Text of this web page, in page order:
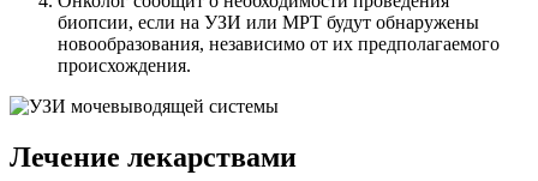
биопсии, если на УЗИ или МРТ будут обнаружены
новообразования, независимо от их предполагаемого
происхождения.
Лечение лекарствами